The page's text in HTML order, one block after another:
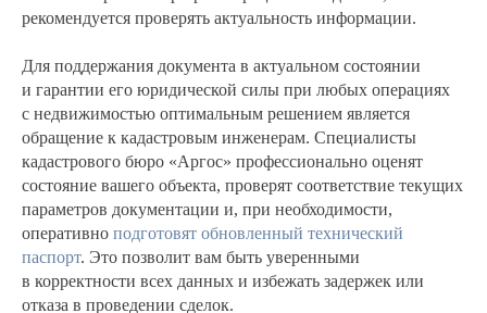
рекомендуется проверять актуальность информации.
Для поддержания документа в актуальном состоянии
и гарантии его юридической силы при любых операциях
с недвижимостью оптимальным решением является
обращение к кадастровым инженерам. Специалисты
кадастрового бюро «Аргос» профессионально оценят
состояние вашего объекта, проверят соответствие текущих
параметров документации и, при необходимости,
оперативно подготовят обновленный технический
паспорт. Это позволит вам быть уверенными
в корректности всех данных и избежать задержек или
отказа в проведении сделок.